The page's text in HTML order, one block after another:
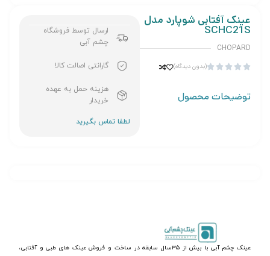
عینک آفتابی شوپارد مدل
SCHC21S
CHOPARD




(بدون دیدگاه)
توضیحات محصول
ارسال توسط فروشگاه
چشم آبی
گارانتی اصالت کالا
هزینه حمل به عهده
خریدار
عینک چشم آبی با بیش از ۳۵سال سابقه در ساخت و فروش عینک های طبی و آفتابی،